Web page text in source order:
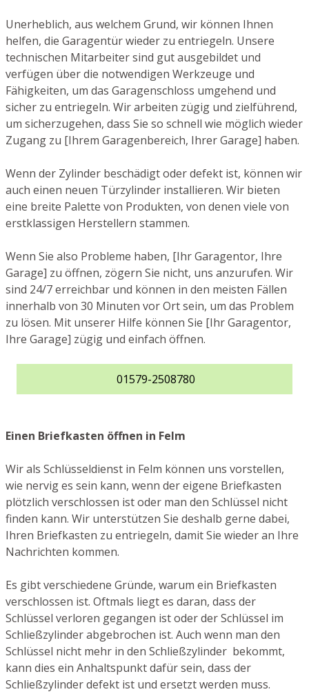
Unerheblich, aus welchem Grund, wir können Ihnen
helfen, die Garagentür wieder zu entriegeln. Unsere
technischen Mitarbeiter sind gut ausgebildet und
verfügen über die notwendigen Werkzeuge und
Fähigkeiten, um das Garagenschloss umgehend und
sicher zu entriegeln. Wir arbeiten zügig und zielführend,
um sicherzugehen, dass Sie so schnell wie möglich wieder
Zugang zu [Ihrem Garagenbereich, Ihrer Garage] haben.
Wenn der Zylinder beschädigt oder defekt ist, können wir
auch einen neuen Türzylinder installieren. Wir bieten
eine breite Palette von Produkten, von denen viele von
erstklassigen Herstellern stammen.
Wenn Sie also Probleme haben, [Ihr Garagentor, Ihre
Garage] zu öffnen, zögern Sie nicht, uns anzurufen. Wir
sind 24/7 erreichbar und können in den meisten Fällen
innerhalb von 30 Minuten vor Ort sein, um das Problem
zu lösen. Mit unserer Hilfe können Sie [Ihr Garagentor,
Ihre Garage] zügig und einfach öffnen.
01579-2508780
Einen Briefkasten öffnen in Felm
Wir als Schlüsseldienst in Felm können uns vorstellen,
wie nervig es sein kann, wenn der eigene Briefkasten
plötzlich verschlossen ist oder man den Schlüssel nicht
finden kann. Wir unterstützen Sie deshalb gerne dabei,
Ihren Briefkasten zu entriegeln, damit Sie wieder an Ihre
Nachrichten kommen.
Es gibt verschiedene Gründe, warum ein Briefkasten
verschlossen ist. Oftmals liegt es daran, dass der
Schlüssel verloren gegangen ist oder der Schlüssel im
Schließzylinder abgebrochen ist. Auch wenn man den
Schlüssel nicht mehr in den Schließzylinder bekommt,
kann dies ein Anhaltspunkt dafür sein, dass der
Schließzylinder defekt ist und ersetzt werden muss.